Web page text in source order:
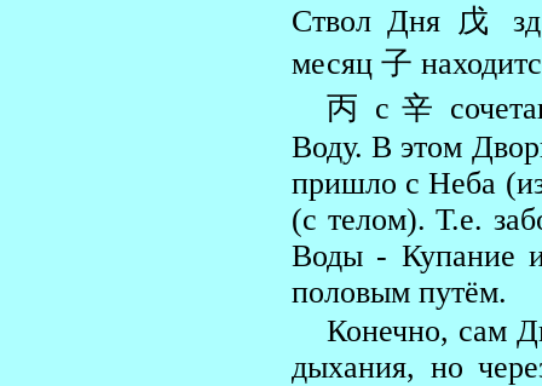
Ствол Дня 戊
месяц 子
丙 с 辛
Воду. В этом
пришло с Неба
(с телом). Т.е.
Воды - Купание
половым путём.
Конечно, сам
дыхания, но